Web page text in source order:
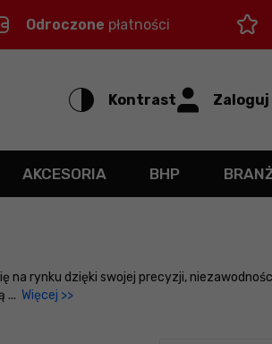
Odroczone płatności
Kontrast Zaloguj
AKCESORIA BHP
rynku dzięki swojej precyzji,
... Więcej >>